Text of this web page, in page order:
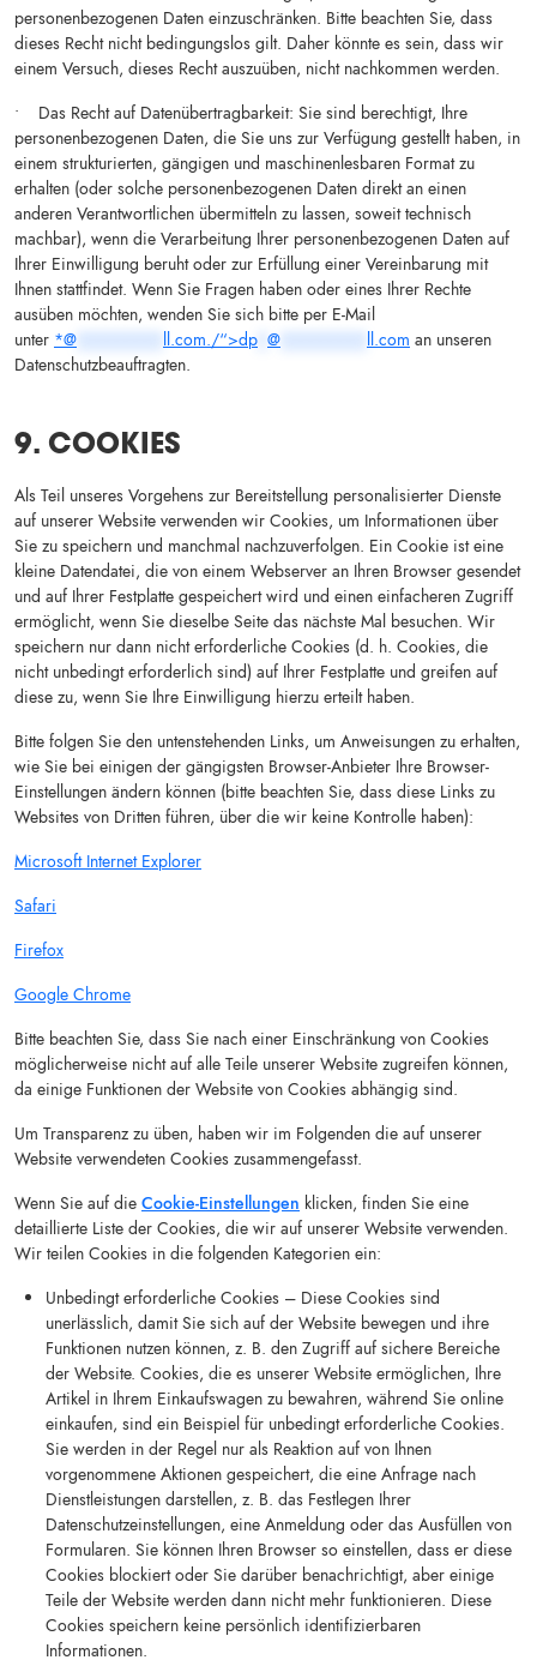
personenbezogenen Daten einzuschränken. Bitte beachten Sie, dass
dieses Recht nicht bedingungslos gilt. Daher könnte es sein, dass wir
einem Versuch, dieses Recht auszuüben, nicht nachkommen werden.
• Das Recht auf Datenübertragbarkeit: Sie sind berechtigt, Ihre
personenbezogenen Daten, die Sie uns zur Verfügung gestellt haben, in
einem strukturierten, gängigen und maschinenlesbaren Format zu
erhalten (oder solche personenbezogenen Daten direkt an einen
anderen Verantwortlichen übermitteln zu lassen, soweit technisch
machbar), wenn die Verarbeitung Ihrer personenbezogenen Daten auf
Ihrer Einwilligung beruht oder zur Erfüllung einer Vereinbarung mit
Ihnen stattfindet. Wenn Sie Fragen haben oder eines Ihrer Rechte
ausüben möchten, wenden Sie sich bitte per E-Mail
unter *@ ll.com./“>dp @ ll.com an unseren
Datenschutzbeauftragten.
9. COOKIES
Als Teil unseres Vorgehens zur Bereitstellung personalisierter Dienste
auf unserer Website verwenden wir Cookies, um Informationen über
Sie zu speichern und manchmal nachzuverfolgen. Ein Cookie ist eine
kleine Datendatei, die von einem Webserver an Ihren Browser gesendet
und auf Ihrer Festplatte gespeichert wird und einen einfacheren Zugriff
ermöglicht, wenn Sie dieselbe Seite das nächste Mal besuchen. Wir
speichern nur dann nicht erforderliche Cookies (d. h. Cookies, die
nicht unbedingt erforderlich sind) auf Ihrer Festplatte und greifen auf
diese zu, wenn Sie Ihre Einwilligung hierzu erteilt haben.
Bitte folgen Sie den untenstehenden Links, um Anweisungen zu erhalten,
wie Sie bei einigen der gängigsten Browser-Anbieter Ihre Browser-
Einstellungen ändern können (bitte beachten Sie, dass diese Links zu
Websites von Dritten führen, über die wir keine Kontrolle haben):
Microsoft Internet Explorer
Safari
Firefox
Google Chrome
Bitte beachten Sie, dass Sie nach einer Einschränkung von Cookies
möglicherweise nicht auf alle Teile unserer Website zugreifen können,
da einige Funktionen der Website von Cookies abhängig sind.
Um Transparenz zu üben, haben wir im Folgenden die auf unserer
Website verwendeten Cookies zusammengefasst.
Wenn Sie auf die Cookie-Einstellungen klicken, finden Sie eine
detaillierte Liste der Cookies, die wir auf unserer Website verwenden.
Wir teilen Cookies in die folgenden Kategorien ein:
Unbedingt erforderliche Cookies – Diese Cookies sind
unerlässlich, damit Sie sich auf der Website bewegen und ihre
Funktionen nutzen können, z. B. den Zugriff auf sichere Bereiche
der Website. Cookies, die es unserer Website ermöglichen, Ihre
Artikel in Ihrem Einkaufswagen zu bewahren, während Sie online
einkaufen, sind ein Beispiel für unbedingt erforderliche Cookies.
Sie werden in der Regel nur als Reaktion auf von Ihnen
vorgenommene Aktionen gespeichert, die eine Anfrage nach
Dienstleistungen darstellen, z. B. das Festlegen Ihrer
Datenschutzeinstellungen, eine Anmeldung oder das Ausfüllen von
Formularen. Sie können Ihren Browser so einstellen, dass er diese
Cookies blockiert oder Sie darüber benachrichtigt, aber einige
Teile der Website werden dann nicht mehr funktionieren. Diese
Cookies speichern keine persönlich identifizierbaren
Informationen.